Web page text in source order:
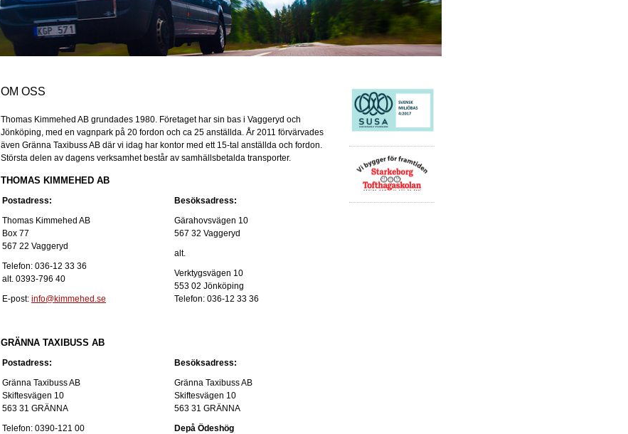
OM OSS
Thomas Kimmehed AB grundades 1980. Företaget har sin bas i Vaggeryd och
Jönköping, med en vagnpark på 20 fordon och ca 25 anställda. År 2011 förvärvades
även Gränna Taxibuss AB där vi idag har kontor med ett 15-tal anställda och fordon.
Största delen av dagens verksamhet består av samhällsbetalda transporter.
THOMAS KIMMEHED AB
Postadress:
Thomas Kimmehed AB
Box 77
567 22 Vaggeryd
Telefon: 036-12 33 36
alt. 0393-796 40
E-post: info@kimmehed.se
Besöksadress:
Gärahovsvägen 10
567 32 Vaggeryd
alt.
Verktygsvägen 10
553 02 Jönköping
Telefon: 036-12 33 36
GRÄNNA TAXIBUSS AB
Postadress:
Gränna Taxibuss AB
Skiftesvägen 10
563 31 GRÄNNA
Telefon: 0390-121 00
Besöksadress:
Gränna Taxibuss AB
Skiftesvägen 10
563 31 GRÄNNA
Depå Ödeshög